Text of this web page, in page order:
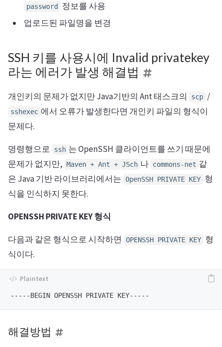
password
정보를 사용
업로드된 파일명을 변경
SSH 키를 사용시에 Invalid privatekey
라는 에러가 발생 해결법
개인키의 문제가 없지만 Java기반의 Ant 태스크의 scp /
sshexec 에서 오류가 발생한다면 개인키 파일의 형식이
문제다.
명령행으로 ssh 는 OpenSSH 클라이언트를 쓰기 때문에
문제가 없지만, Maven + Ant + JSch 나 commons-net 같
은 Java 기반 라이브러리에서는 OpenSSH PRIVATE KEY 형
식을 인식하지 못한다.
OPENSSH PRIVATE KEY 형식
다음과 같은 형식으로 시작하면 OPENSSH PRIVATE KEY 형
식이다.
해결방법